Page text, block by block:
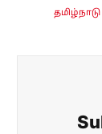
தமிழ்நாடு